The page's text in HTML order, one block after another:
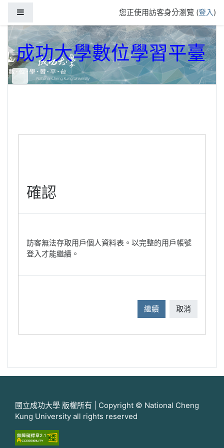
您正使用訪客身分瀏覽 (登入)
成功大學數位學習平臺
確認
訪客無法存取用戶個人資料表。以完整的用戶帳號
登入才能繼續。
繼續 取消
國立成功大學 版權所有 | Copyright © National Cheng
Kung University all rights reserved